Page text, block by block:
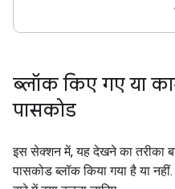
ब्लॉक किए गए या
पासकोड
इस सेक्शन में, यह देखने का तरीका
पासकोड ब्लॉक किया गया है या